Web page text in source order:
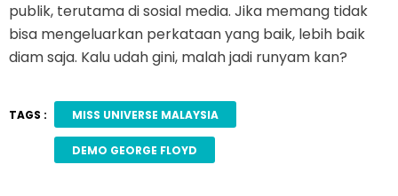
publik, terutama di sosial media. Jika memang tidak
bisa mengeluarkan perkataan yang baik, lebih baik
diam saja. Kalu udah gini, malah jadi runyam kan?
TAGS : MISS UNIVERSE MALAYSIA
DEMO GEORGE FLOYD